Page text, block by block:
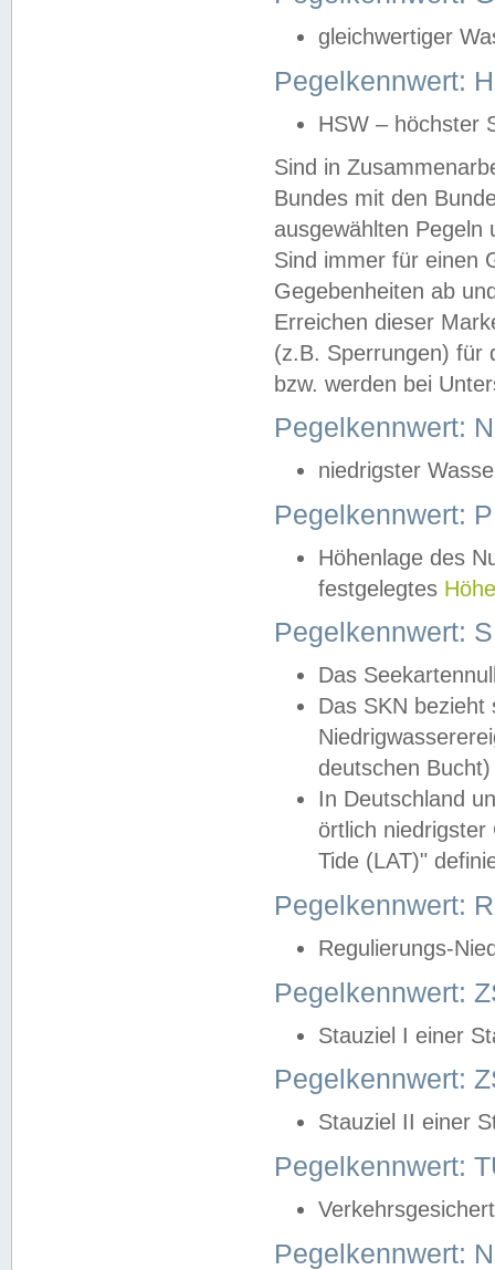
gleichwertiger
Pegelkennwert:
HSW – höchster
Sind in
Bundes mit den
ausgewählten
Sind immer für einen
Gegebenheiten ab
Erreichen dieser
(z.B. Sperrungen) für
bzw. werden bei
Pegelkennwert:
niedrigster
Pegelkennwert:
Höhenlage des
festgelegtes
Pegelkennwert:
Das
Das SKN
deutschen
In Deutschland
örtlich
Tide (LAT)"
Pegelkennwert:
Regulierungs-
Pegelkennwert:
Stauziel I einer
Pegelkennwert:
Stauziel II einer
Pegelkennwert:
Pegelkennwert: